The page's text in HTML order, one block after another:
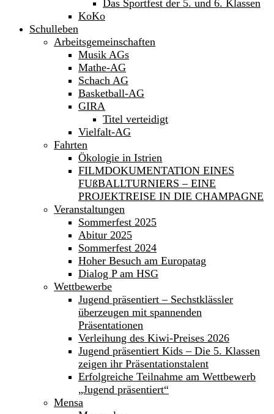
Das Sportfest der 5. und 6. Klassen
KoKo
Schulleben
Arbeitsgemeinschaften
Musik AGs
Mathe-AG
Schach AG
Basketball-AG
GIRA
Titel verteidigt
Vielfalt-AG
Fahrten
Ökologie in Istrien
FILMDOKUMENTATION EINES
FUßBALLTURNIERS – EINE
PROJEKTREISE IN DIE CHAMPAGNE
Veranstaltungen
Sommerfest 2025
Abitur 2025
Sommerfest 2024
Hoher Besuch am Europatag
Dialog P am HSG
Wettbewerbe
Jugend präsentiert – Sechstklässler
überzeugen mit spannenden
Präsentationen
Verleihung des Kiwi-Preises 2026
Jugend präsentiert Kids – Die 5. Klassen
zeigen ihr Präsentationstalent
Erfolgreiche Teilnahme am Wettbewerb
„Jugend präsentiert“
Mensa